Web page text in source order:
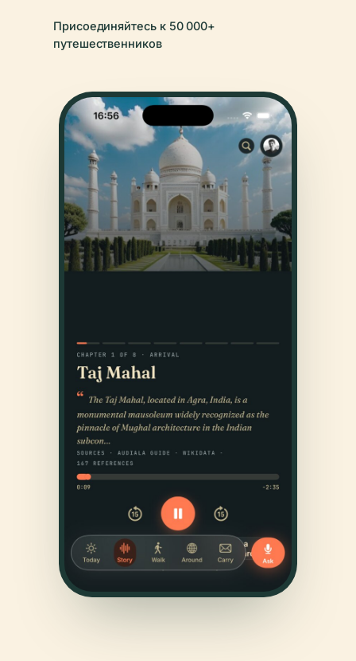
Присоединяйтесь к 50 000+
путешественников